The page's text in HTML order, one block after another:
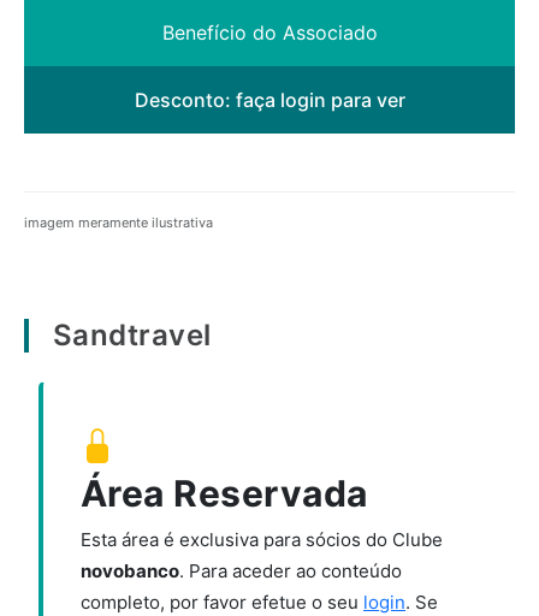
Benefício do Associado
Desconto: faça login para ver
imagem meramente ilustrativa
Sandtravel
Área Reservada
Esta área é exclusiva para sócios do Clube
novobanco. Para aceder ao conteúdo
completo, por favor efetue o seu login. Se